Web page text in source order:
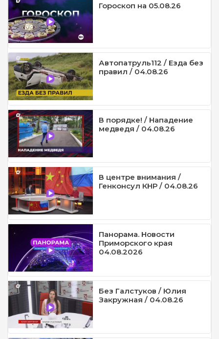
Гороскоп на 05.08.26
Автопатруль112 / Езда без
правил / 04.08.26
В порядке! / Нападение
медведя / 04.08.26
В центре внимания /
Генконсул КНР / 04.08.26
Панорама. Новости
Приморского края
04.08.2026
Без Галстуков / Юлия
Закружная / 04.08.26